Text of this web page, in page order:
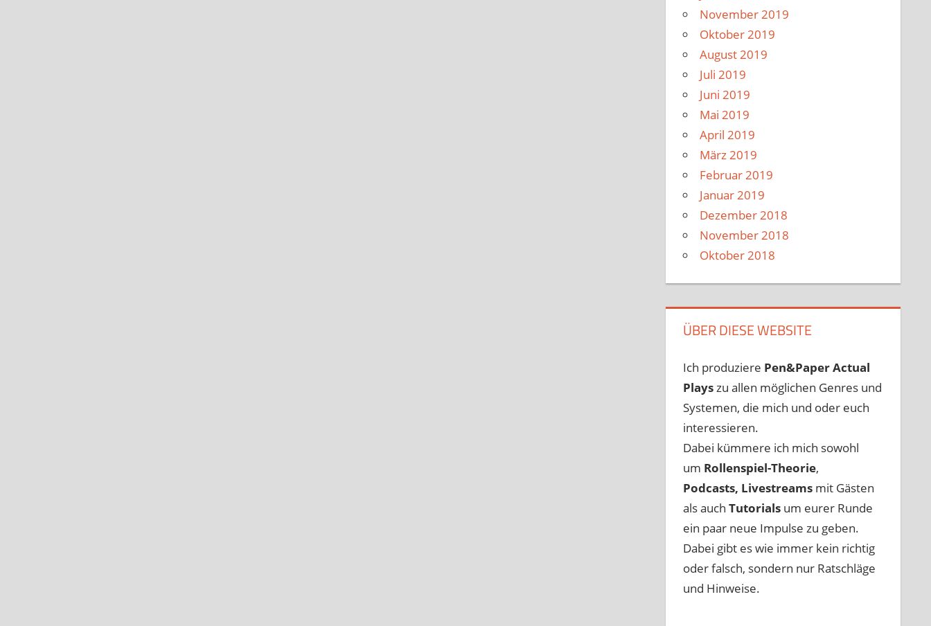
November 2019
Oktober 2019
August 2019
Juli 2019
Juni 2019
Mai 2019
April 2019
März 2019
Februar 2019
Januar 2019
Dezember 2018
November 2018
Oktober 2018
ÜBER DIESE WEBSITE
Ich produziere Pen&PaperActual
Playszu allen möglichen Genres und
Systemen, die mich und oder euch
interessieren.
Dabei kümmere ich mich sowohl
um Rollenspiel-Theorie,
Podcasts, Livestreams mit Gästen
als auchTutorials um eurer Runde
ein paar neue Impulse zu geben.
Dabei gibt es wie immer kein richtig
oder falsch, sondern nur Ratschläge
und Hinweise.